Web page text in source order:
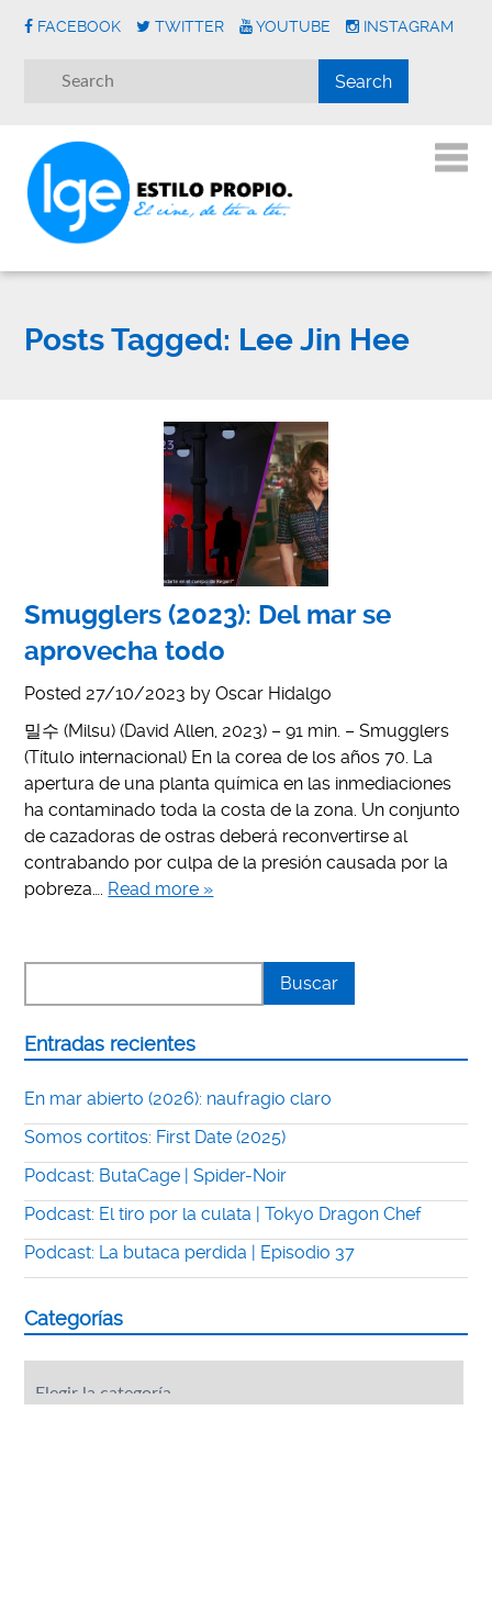
FACEBOOK TWITTER YOUTUBE INSTAGRAM
Posts Tagged: Lee Jin Hee
Smugglers (2023): Del mar se
aprovecha todo
Posted 27/10/2023 byOscar Hidalgo
밀수 (Milsu) (David Allen, 2023) – 91 min. – Smugglers
(Título internacional) En la corea de los años 70. La
apertura de una planta química en las inmediaciones
ha contaminado toda la costa de la zona. Un conjunto
de cazadoras de ostras deberá reconvertirse al
contrabando por culpa de la presión causada por la
pobreza…. Read more »
Entradas recientes
En mar abierto (2026): naufragio claro
Somos cortitos: First Date (2025)
Podcast: ButaCage | Spider-Noir
Podcast: El tiro por la culata | Tokyo Dragon Chef
Podcast: La butaca perdida | Episodio 37
Categorías